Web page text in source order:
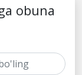
obuna